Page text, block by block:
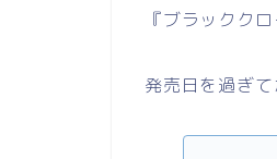
『ブラックク
発売日を過ぎ